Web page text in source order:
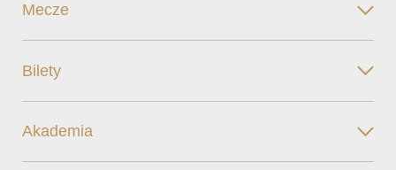
Mecze
Bilety
Akademia